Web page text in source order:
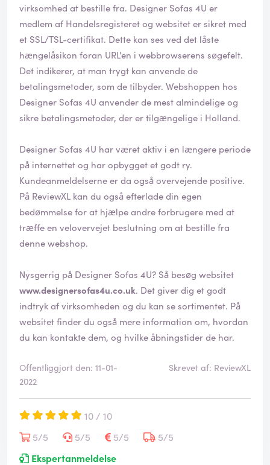
virksomhed at bestille fra. Designer Sofas 4U er
medlem af Handelsregisteret og websitet er sikret med
et SSL/TSL-certifikat. Dette kan ses ved det låste
hængelåsikon foran URL'en i webbrowserens søgefelt.
Det indikerer, at man trygt kan anvende de
betalingsmetoder, som de tilbyder. Webshoppen hos
Designer Sofas 4U anvender de mest almindelige og
sikre betalingsmetoder, der er tilgængelige i Holland.
Designer Sofas 4U har været aktiv i en længere periode
på internettet og har opbygget et godt ry.
Kundeanmeldelserne er da også overvejende positive.
På ReviewXL kan du også efterlade din egen
bedømmelse for at hjælpe andre forbrugere med at
træffe en velovervejet beslutning om at bestille fra
denne webshop.
Nysgerrig på Designer Sofas 4U? Så besøg websitet
www.designersofas4u.co.uk. Det giver dig et godt
indtryk af virksomheden og du kan se sortimentet. På
websitet finder du også mere information om, hvordan
du kan kontakte dem, og hvilke åbningstider de har.
Offentliggjort den: 11-01-
2022
Skrevet af: ReviewXL
10 / 10
5/5
5/5 5/5
5/5
Ekspertanmeldelse